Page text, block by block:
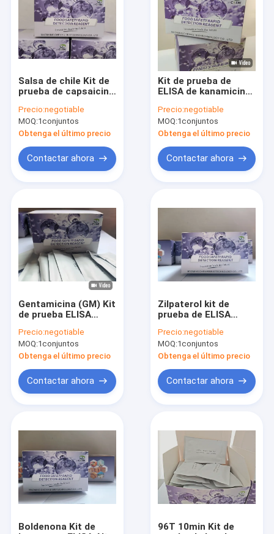
En casa
Productos
Salsa de chile Kit de
prueba de capsaicina
chile chile fresco
chile seco
Precio:negotiable
MOQ:1conjuntos
Obtenga el último precio
Contactar ahora
Kit de prueba de
ELISA de kanamicina
vacunas, plasma,
fábricas
farmacéuticas
Precio:negotiable
MOQ:1conjuntos
Obtenga el último precio
Contactar ahora
Gentamicina (GM) Kit
de prueba ELISA
vacunas, plasma,
fábricas
farmacéuticas
Precio:negotiable
MOQ:1conjuntos
Obtenga el último precio
Contactar ahora
Zilpaterol kit de
prueba de ELISA
vacunas, plasma,
fábricas
farmacéuticas
Precio:negotiable
MOQ:1conjuntos
Obtenga el último precio
Contactar ahora
Boldenona Kit de
96T 10min Kit de